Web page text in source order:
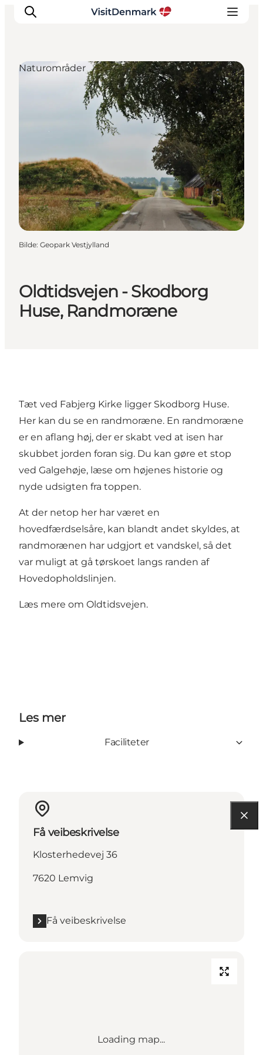
Inspirasjon
Aktiviteter
Planlegg reisen
Oldtidsvejen - Skodborg
Huse, Randmoræne
Naturområder
Bilde: Geopark Vestjylland
Tæt ved Fabjerg Kirke ligger Skodborg Huse.
Her kan du se en randmoræne. En randmoræne
er en aflang høj, der er skabt ved at isen har
skubbet jorden foran sig. Du kan gøre et stop
ved Galgehøje, læse om højenes historie og
nyde udsigten fra toppen.
At der netop her har været en
hovedfærdselsåre, kan blandt andet skyldes, at
randmorænen har udgjort et vandskel, så det
var muligt at gå tørskoet langs randen af
Hovedopholdslinjen.
Læs mere om Oldtidsvejen.
Les mer
Faciliteter
Få veibeskrivelse
Klosterhedevej 36
7620 Lemvig
Få veibeskrivelse
Loading map...